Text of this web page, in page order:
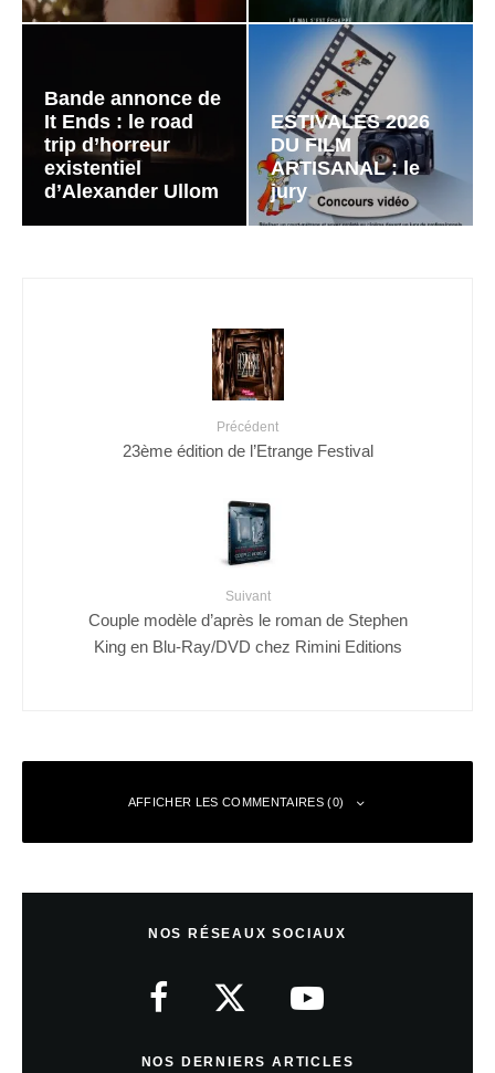
Bande annonce de
It Ends : le road
trip d’horreur
existentiel
d’Alexander Ullom
ESTIVALES 2026
DU FILM
ARTISANAL : le
jury
Précédent
23ème édition de l’Etrange Festival
Suivant
Couple modèle d’après le roman de Stephen
King en Blu-Ray/DVD chez Rimini Editions
AFFICHER LES COMMENTAIRES (0)
NOS RÉSEAUX SOCIAUX
NOS DERNIERS ARTICLES